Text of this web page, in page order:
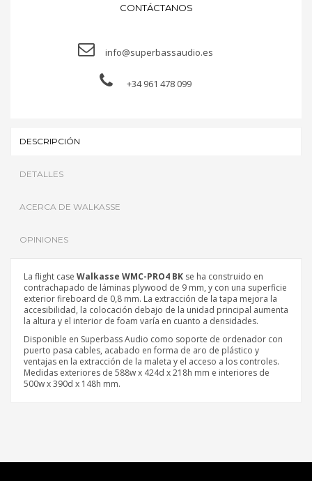
CONTÁCTANOS
info@superbassaudio.es
+34 961 478 099
DESCRIPCIÓN
DETALLES
ACERCA DE WALKASSE
OPINIONES
La flight case Walkasse WMC-PRO4 BK se ha construido en
contrachapado de láminas plywood de 9 mm, y con una superficie
exterior fireboard de 0,8 mm. La extracción de la tapa mejora la
accesibilidad, la colocación debajo de la unidad principal aumenta
la altura y el interior de foam varía en cuanto a densidades.
Disponible en Superbass Audio como soporte de ordenador con
puerto pasa cables, acabado en forma de aro de plástico y
ventajas en la extracción de la maleta y el acceso a los controles.
Medidas exteriores de 588w x 424d x 218h mm e interiores de
500w x 390d x 148h mm.